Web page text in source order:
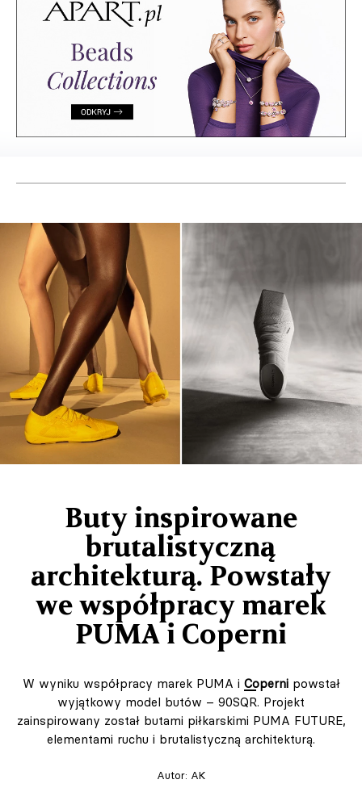
Buty inspirowane
brutalistyczną
architekturą. Powstały
we współpracy marek
PUMA i Coperni
W wyniku współpracy marek PUMA i Copernipowstał
wyjątkowy model butów – 90SQR. Projekt
zainspirowany został butami piłkarskimi PUMA FUTURE,
elementami ruchu i brutalistyczną architekturą.
Autor: AK